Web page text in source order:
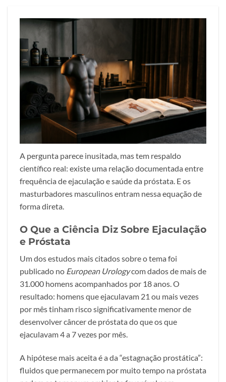
A pergunta parece inusitada, mas tem respaldo
científico real: existe uma relação documentada entre
frequência de ejaculação e saúde da próstata. E os
masturbadores masculinos entram nessa equação de
forma direta.
O Que a Ciência Diz Sobre Ejaculação
e Próstata
Um dos estudos mais citados sobre o tema foi
publicado no European Urologycom dados de mais de
31.000 homens acompanhados por 18 anos. O
resultado: homens que ejaculavam 21 ou mais vezes
por mês tinham risco significativamente menor de
desenvolver câncer de próstata do que os que
ejaculavam 4 a 7 vezes por mês.
A hipótese mais aceita é a da “estagnação prostática”:
fluidos que permanecem por muito tempo na próstata